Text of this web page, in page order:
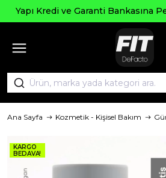
Yapı Kredi ve Garanti Bankasına
Ana Sayfa Kozmetik - Kişisel Bakım
KARGO
BEDAVA!